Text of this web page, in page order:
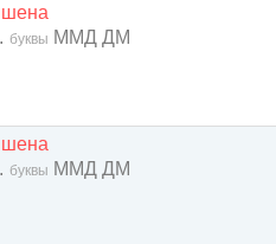
буквы ММД ДМ
буквы ММД ДМ